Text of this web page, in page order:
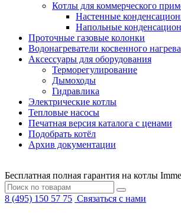
Котлы для коммерческого
Настенные
Напольные
Проточные газовые колонки
Водонагреватели косвенного нагрева
Аксессуары для оборудования
Терморегулирование
Дымоходы
Гидравлика
Электрические котлы
Тепловые насосы
Печатная версия каталога с ценами
Подобрать котёл
Архив документации
Бесплатная полная гарантия на котлы
8 (495) 150 57 75 Связаться с нами